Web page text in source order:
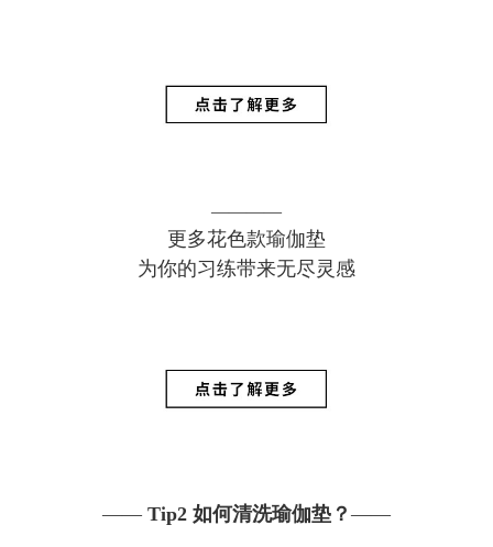
————
更多花色款瑜伽垫
为你的习练带来无尽灵感
—— Tip2 如何清洗瑜伽垫？ ——